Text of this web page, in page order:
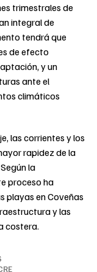
trimestrales de
integral de
tendrá que
de efecto
y un
ante el
climáticos
las corrientes y los
rapidez de la
la
proceso ha
playas en Coveñas
y las
costera.